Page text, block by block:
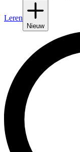
Leren
Nieuw